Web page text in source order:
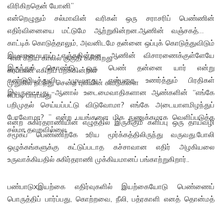
விரிகிறதென் யோனி”
என்றெழுதும் சல்மாவின் வரிகள் ஒரு சராசரிப் பெண்ணின்
எதிர்வினையை மட்டுமே ஆற்றுகின்றன.ஆணின் வஞ்சகத்தைக்
காட்டிக் கொடுத்தாலும், அவனிடமே தன்னை ஒப்புக் கொடுத்துவிடும்
இயலாமையாய் எஞ்சுகின்றன. ஆணின் விசாரணைக்குள்ளேயே
இருந்துக் கொண்டு ஒரு பெண் தன்னை யார் என்று
கண்டுபிடித்துவிட முடியாது என்பதை உணர்த்தும் பிரதிகள்
இவருடையது. ஆனால் உடைமைவாதிகளான ஆண்களின் “எங்கே
பறிமுதல் செய்யப்பட்டு விடுவோமா? எங்கே அடையாளமிழந்துப்
போவோமா? ” என்ற பயங்களை மிக நுணுக்கமாக வெளிப்படுத்த
சல்மா தவறவில்லை.
“எலி கீறிய காலில் குருதி கசிகிறது
கரப்பான் எகிறிப் பறக்கின்றன
முதுகில் நடந்து சென்ற புலியின் சுவடுகளை
எப்படி பார்ப்பது”
என்ற சுகிர்தராணியின் எழுத்தில் இருக்கும் களிப்பு ஒரு தாய்வழி
சமூகப் பெண்ணிற்கே உரிய மூர்க்கத்திலிருந்து வருவது.போலி
ஒழுக்கங்களுக்கு கட்டுப்படாத கச்சாவான எதிர் அழகியலை
உருவாக்கியதில் சுகிர்தராணி முக்கியமானப் பங்காற்றுகிறார்..
பண்பாடுxஇயற்கை எதிர்வுகளில் இயற்கையோடு பெண்ணைப்
பொருத்திப் பார்ப்பது, கொற்றவை, நீலி, பத்ரகாளி எனத் தொன்மத்